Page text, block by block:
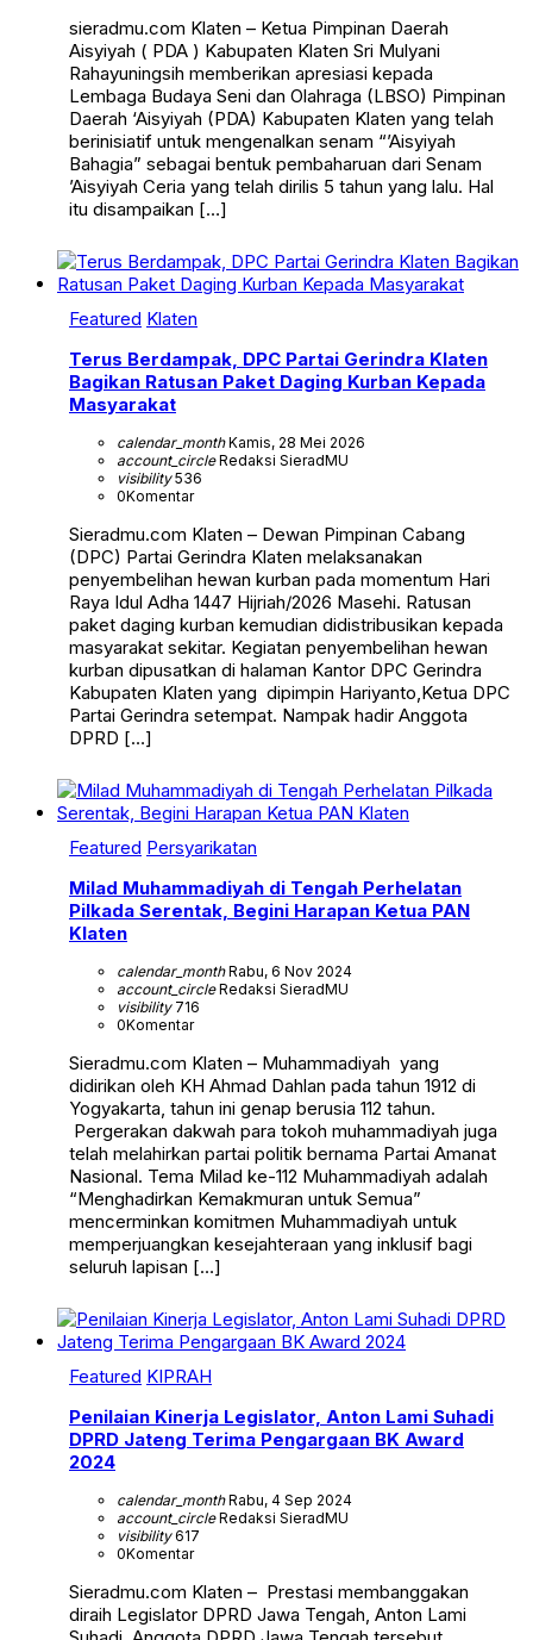
sieradmu.com Klaten – Ketua Pimpinan Daerah
Aisyiyah ( PDA ) Kabupaten Klaten Sri Mulyani
Rahayuningsih memberikan apresiasi kepada
Lembaga Budaya Seni dan Olahraga (LBSO) Pimpinan
Daerah ‘Aisyiyah (PDA) Kabupaten Klaten yang telah
berinisiatif untuk mengenalkan senam “’Aisyiyah
Bahagia” sebagai bentuk pembaharuan dari Senam
’Aisyiyah Ceria yang telah dirilis 5 tahun yang lalu. Hal
itu disampaikan […]
Featured Klaten
Terus Berdampak, DPC Partai Gerindra Klaten
Bagikan Ratusan Paket Daging Kurban Kepada
Masyarakat
calendar_monthKamis, 28 Mei 2026
account_circleRedaksi SieradMU
visibility536
0Komentar
Sieradmu.com Klaten – Dewan Pimpinan Cabang
(DPC) Partai Gerindra Klaten melaksanakan
penyembelihan hewan kurban pada momentum Hari
Raya Idul Adha 1447 Hijriah/2026 Masehi. Ratusan
paket daging kurban kemudian didistribusikan kepada
masyarakat sekitar. Kegiatan penyembelihan hewan
kurban dipusatkan di halaman Kantor DPC Gerindra
Kabupaten Klaten yang dipimpin Hariyanto,Ketua DPC
Partai Gerindra setempat. Nampak hadir Anggota
DPRD […]
Featured Persyarikatan
Milad Muhammadiyah di Tengah Perhelatan
Pilkada Serentak, Begini Harapan Ketua PAN
Klaten
calendar_monthRabu, 6 Nov 2024
account_circleRedaksi SieradMU
visibility716
0Komentar
Sieradmu.com Klaten – Muhammadiyah yang
didirikan oleh KH Ahmad Dahlan pada tahun 1912 di
Yogyakarta, tahun ini genap berusia 112 tahun.
Pergerakan dakwah para tokoh muhammadiyah juga
telah melahirkan partai politik bernama Partai Amanat
Nasional. Tema Milad ke-112 Muhammadiyah adalah
“Menghadirkan Kemakmuran untuk Semua”
mencerminkan komitmen Muhammadiyah untuk
memperjuangkan kesejahteraan yang inklusif bagi
seluruh lapisan […]
Featured KIPRAH
Penilaian Kinerja Legislator, Anton Lami Suhadi
DPRD Jateng Terima Pengargaan BK Award
2024
calendar_monthRabu, 4 Sep 2024
account_circleRedaksi SieradMU
visibility617
0Komentar
Sieradmu.com Klaten – Prestasi membanggakan
diraih Legislator DPRD Jawa Tengah, Anton Lami